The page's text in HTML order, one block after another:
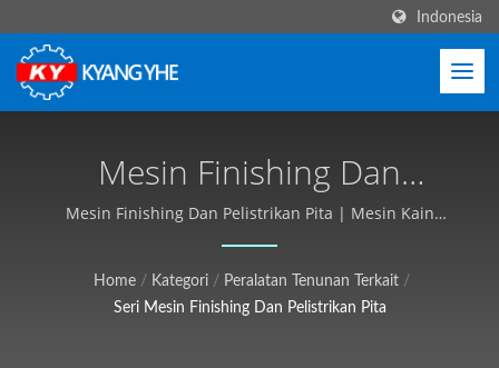
Indonesia
Mesin Finishing Dan
Pelistrikan Pita, Mesin
Pengepresan Kain Sempit
| Peralatan Tekstil Industri,
Mesin Finishing Dan Pelistrikan Pita | Mesin Kain
Sempit & Label, Layanan Global - Kyang Yhe (KY)
Home / Kategori / Peralatan Tenunan Terkait /
Seri Mesin Finishing Dan Pelistrikan Pita